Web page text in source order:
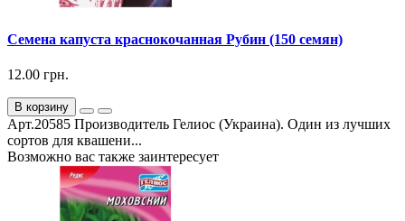
Семена капуста краснокочанная Рубин (150 семян)
12.00 грн.
В корзину
Арт.20585 Производитель Гелиос (Украина). Один из лучших
сортов для квашени...
Возможно вас также заинтересует